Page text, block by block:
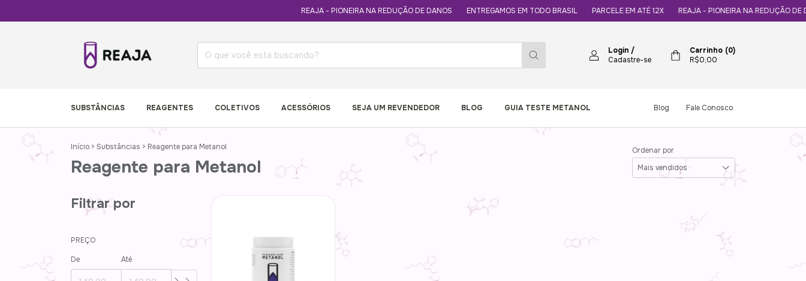
REAJA - PIONEIRA NA REDUÇÃO DE DANOS ENTREGAMOS EM TODO BRASIL PARCELE EM ATÉ 12X REAJA - PIONEIRA NA REDUÇÃO DE DANOS
Login /
Cadastre-se
Carrinho (0)
R$0,00
SUBSTÂNCIAS REAGENTES COLETIVOS ACESSÓRIOS SEJA UM REVENDEDOR BLOG GUIA TESTE METANOL Blog Fale Conosco
Início > Substâncias > Reagente para Metanol
Reagente para Metanol
Ordenar por
Filtrar por
PREÇO
De
Até